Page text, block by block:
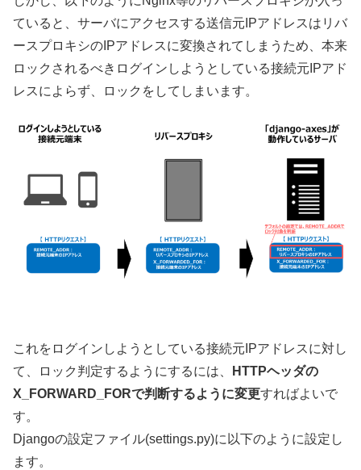
ていると、サーバにアクセスする送信元IPアドレスはリバ
ースプロキシのIPアドレスに変換されてしまうため、本来
ロックされるべきログインしようとしている接続元IPアド
レスによらず、ロックをしてしまいます。
これをログインしようとしている接続元IPアドレスに対し
て、ロック判定するようにするには、
HTTPヘッダの
X_FORWARD_FORで判断するように変更すればよいで
す。
Djangoの設定ファイル(settings.py)に以下のように設定し
ます。